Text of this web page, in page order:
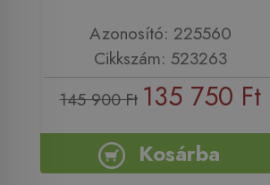
Azonosító: 225560
Cikkszám: 523263
145 900 Ft 135 750 Ft
Kosárba